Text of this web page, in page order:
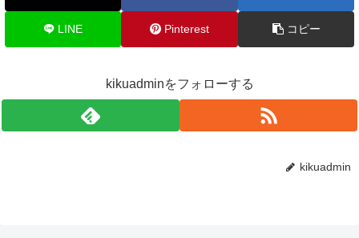
LINE Pinterest コピー
kikuadminをフォローする
kikuadmin